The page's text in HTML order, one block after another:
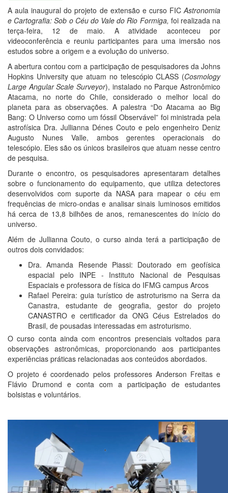
A aula inaugural do projeto de extensão e curso FICAstronomia
e Cartografia: Sob o Céu do Vale do Rio Formiga, foi realizada na
terça-feira, 12 de maio.
A atividade aconteceu por
videoconferência e reuniu participantes para uma imersão nos
estudos sobre a origem e a evolução do universo.
A abertura contou com a participação de pesquisadores da Johns
Hopkins University que atuam no telescópio CLASS (Cosmology
Large Angular Scale Surveyor), instalado no Parque Astronômico
Atacama, no norte do Chile, considerado o melhor local do
planeta para as observações. A palestra “Do Atacama ao Big
Bang: O Universo como um fóssil Observável” foi ministrada pela
astrofísica Dra. Jullianna Dénes Couto e pelo engenheiro Deniz
Augusto Nunes Valle, ambos gerentes operacionais do
telescópio. Eles são os únicos brasileiros que atuam nesse centro
de pesquisa.
Durante o encontro, os pesquisadores apresentaram detalhes
sobre o funcionamento do equipamento, que utiliza detectores
desenvolvidos com suporte da NASA para mapear o céu em
frequências de micro-ondas e analisar sinais luminosos emitidos
há cerca de 13,8 bilhões de anos, remanescentes do início do
universo.
Além de Jullianna Couto, o curso ainda terá a participação de
outros dois convidados:
Dra. Amanda Resende Piassi: Doutorado em geofísica
espacial pelo INPE - Instituto Nacional de Pesquisas
Espaciais e professora de física do IFMG campus Arcos
Rafael Pereira: guia turístico de astroturismo na Serra da
Canastra, estudante de geografia, gestor do projeto
CANASTRO e certificador da ONG Céus Estrelados do
Brasil, de pousadas interessadas em astroturismo.
O curso conta ainda com encontros presenciais voltados para
observações astronômicas, proporcionando aos participantes
experiências práticas relacionadas aos conteúdos abordados.
O projeto é coordenado pelos professores Anderson Freitas e
Flávio Drumond e conta com a participação de estudantes
bolsistas e voluntários.